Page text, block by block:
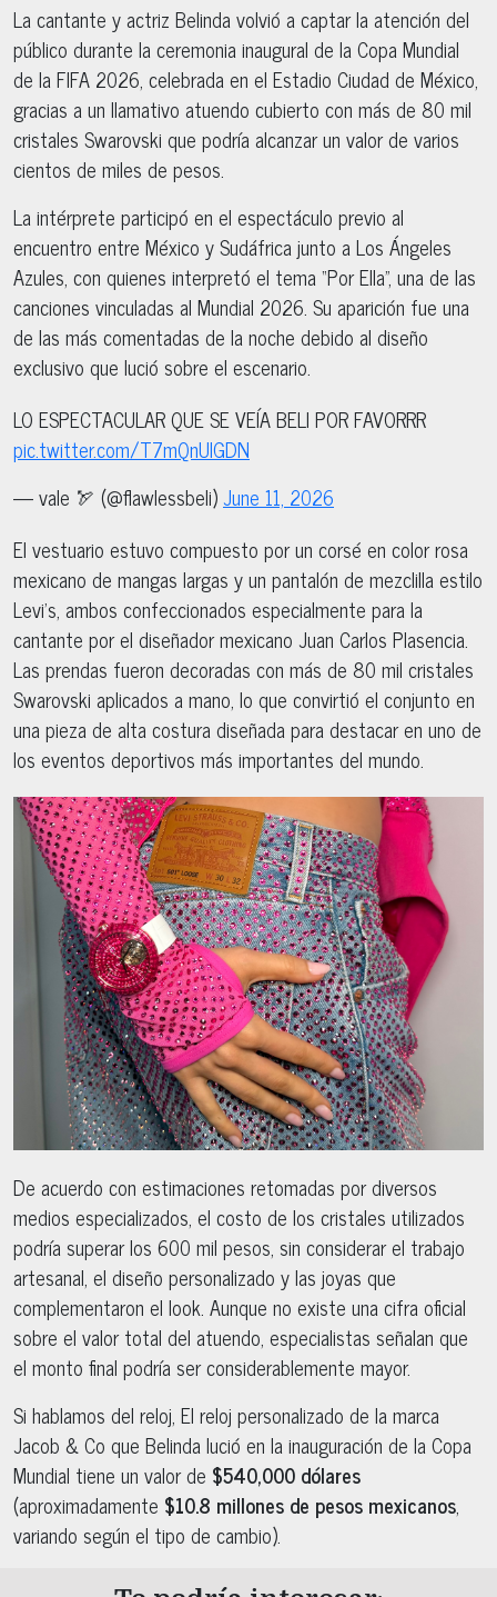
La cantante y actriz Belinda volvió a captar la atención del
público durante la ceremonia inaugural de la Copa Mundial
de la FIFA 2026, celebrada en el Estadio Ciudad de México,
gracias a un llamativo atuendo cubierto con más de 80 mil
cristales Swarovski que podría alcanzar un valor de varios
cientos de miles de pesos.
La intérprete participó en el espectáculo previo al
encuentro entre México y Sudáfrica junto a Los Ángeles
Azules, con quienes interpretó el tema “Por Ella”, una de las
canciones vinculadas al Mundial 2026. Su aparición fue una
de las más comentadas de la noche debido al diseño
exclusivo que lució sobre el escenario.
LO ESPECTACULAR QUE SE VEÍA BELI POR FAVORRR
pic.twitter.com/T7mQnUlGDN
— vale 🏹 (@flawlessbeli)June 11, 2026
El vestuario estuvo compuesto por un corsé en color rosa
mexicano de mangas largas y un pantalón de mezclilla estilo
Levi’s, ambos confeccionados especialmente para la
cantante por el diseñador mexicano Juan Carlos Plasencia.
Las prendas fueron decoradas con más de 80 mil cristales
Swarovski aplicados a mano, lo que convirtió el conjunto en
una pieza de alta costura diseñada para destacar en uno de
los eventos deportivos más importantes del mundo.
De acuerdo con estimaciones retomadas por diversos
medios especializados, el costo de los cristales utilizados
podría superar los 600 mil pesos, sin considerar el trabajo
artesanal, el diseño personalizado y las joyas que
complementaron el look. Aunque no existe una cifra oficial
sobre el valor total del atuendo, especialistas señalan que
el monto final podría ser considerablemente mayor.
Si hablamos del reloj, El reloj personalizado de la marca
Jacob & Co que Belinda lució en la inauguración de la Copa
Mundial tiene un valor de $540,000 dólares
(aproximadamente $10.8 millones de pesos mexicanos,
variando según el tipo de cambio).